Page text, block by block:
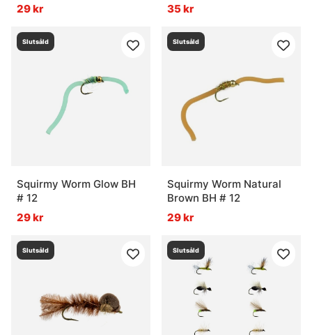
29 kr 35 kr
Slutsåld
Squirmy Worm Glow BH
# 12
29 kr
Slutsåld
Squirmy Worm Natural
Brown BH # 12
29 kr
Slutsåld Slutsåld